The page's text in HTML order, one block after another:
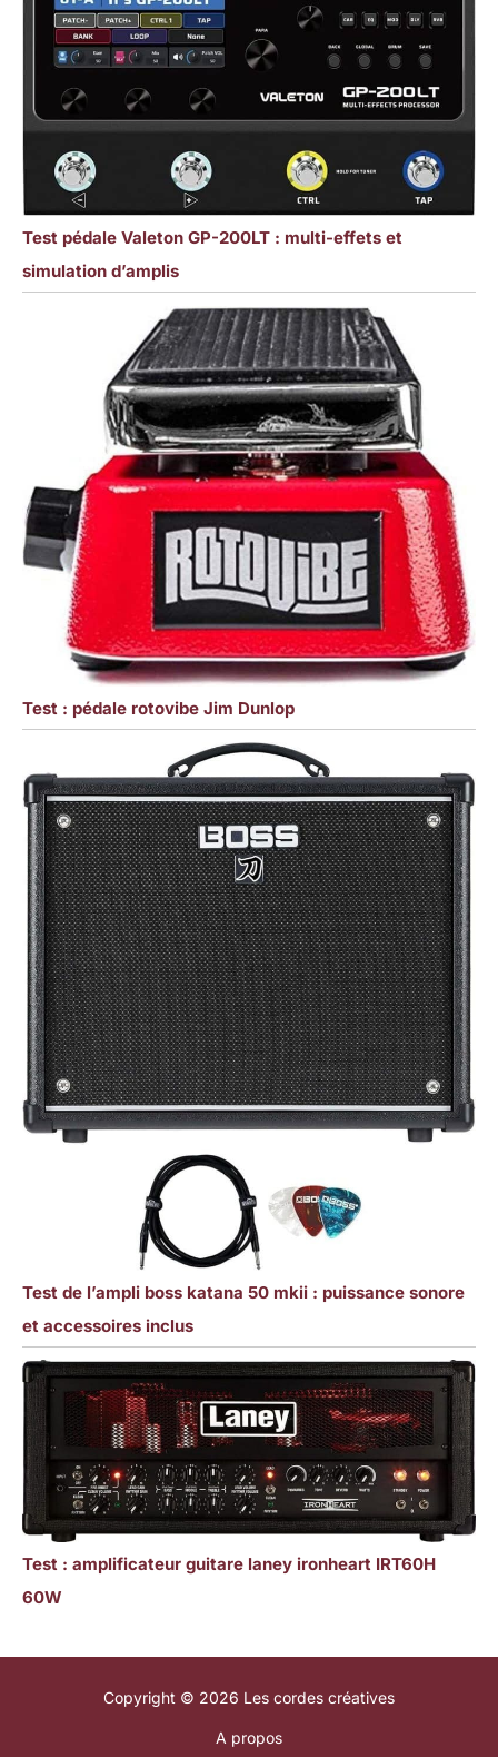
Test pédale Valeton GP-200LT : multi-effets et
simulation d’amplis
Test : pédale rotovibe Jim Dunlop
Test de l’ampli boss katana 50 mkii : puissance sonore
et accessoires inclus
Test : amplificateur guitare laney ironheart IRT60H
60W
Copyright © 2026 Les cordes créatives
A propos